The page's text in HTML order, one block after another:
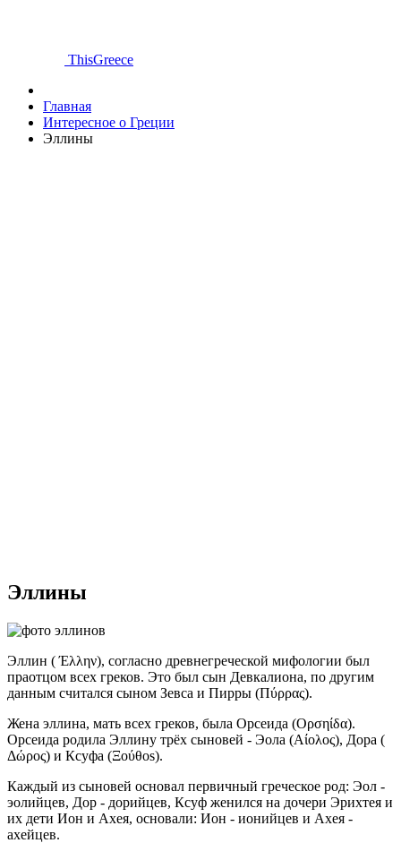
ThisGreece
Главная
Интересное о Греции
Эллины
Эллины
Эллин ( Έλλην), согласно древнегреческой мифологии был
праотцом всех греков. Это был сын Девкалиона, по другим
данным считался сыном Зевса и Пирры (Πύρρας).
Жена эллина, мать всех греков, была Орсеида (Ορσηίδα).
Орсеида родила Эллину трёх сыновей - Эола (Αίολος), Дора (
Δώρος) и Ксуфа (Ξούθοs).
Каждый из сыновей основал первичный греческое род: Эол -
эолийцев, Дор - дорийцев, Ксуф женился на дочери Эрихтея и
их дети Ион и Ахея, основали: Ион - ионийцев и Ахея -
ахейцев.